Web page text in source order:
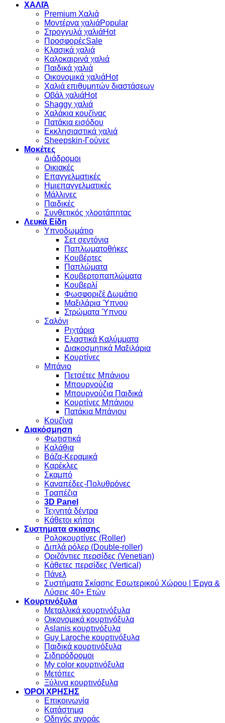
ΧΑΛΙΆ
Premium Χαλιά
Μοντέρνα χαλιά
Στρογγυλά χαλιά
Προσφορές
Κλασικά χαλιά
Καλοκαιρινά χαλιά
Παιδικά χαλιά
Οικονομικά χαλιά
Χαλιά επιθυμητών διαστάσεων
Οβάλ χαλιά
Shaggy χαλιά
Χαλάκια κουζίνας
Πατάκια εισόδου
Εκκλησιαστικά χαλιά
Sheepskin-Γούνες
Μοκέτες
Διάδρομοι
Οικιακές
Επαγγελματικές
Ημιεπαγγελματικές
Μάλλινες
Παιδικές
Συνθετικός χλοοτάπητας
Λευκά Είδη
Υπνοδωμάτιο
Σετ σεντόνια
Παπλωματοθήκες
Κουβέρτες
Παπλώματα
Κουβερτοπαπλώματα
Κουβερλί
Φωσφοριζέ Δωμάτιο
Μαξιλάρια Ύπνου
Στρώματα Ύπνου
Σαλόνι
Ριχτάρια
Ελαστικά Καλύμματα
Διακοσμητικά Μαξιλάρια
Κουρτίνες
Μπάνιο
Πετσέτες Μπάνιου
Μπουρνούζια
Μπουρνούζια Παιδικά
Κουρτίνες Μπάνιου
Πατάκια Μπάνιου
Κουζίνα
Διακόσμηση
Φωτιστικά
Καλάθια
Βάζα-Κεραμικά
Καρέκλες
Σκαμπό
Καναπέδες-Πολυθρόνες
Τραπέζια
3D Panel
Τεχνητά δέντρα
Κάθετοι κήποι
Συστηματα σκιασης
Ρολοκουρτίνες (Roller)
Διπλά ρόλερ (Double-roller)
Οριζόντιες περσίδες (Venetian)
Κάθετες περσίδες (Vertical)
Πάνελ
Συστήματα Σκίασης Εσωτερικού Χώρου | Έργα &
Λύσεις 40+ Ετών
Κουρτινόξυλα
Μεταλλικά κουρτινόξυλα
Οικονομικά κουρτινόξυλα
Aslanis κουρτινόξυλα
Guy Laroche κουρτινόξυλα
Παιδικά κουρτινόξυλα
Σιδηρόδρομοι
My color κουρτινόξυλα
Μετόπες
Ξύλινα κουρτινόξυλα
ΌΡΟΙ ΧΡΗΣΗΣ
Επικοινωνία
Κατάστημα
Οδηγός αγοράς